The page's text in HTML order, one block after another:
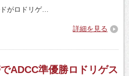
がロドリゲ…
詳細を見る
ADCC準優勝ロドリゲス